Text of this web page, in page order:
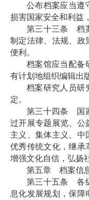
公布档案应当遵
损害国家安全和利益
第三十三条 档
制定法律、法规、政
便利。
档案馆应当配备
有计划地组织编辑出
档案研究人员研
定。
第三十四条 国
过开展专题展览、公
主义、集体主义、中
优秀传统文化，继承
增强文化自信，弘扬
第五章 档案信
第三十五条 各
息化发展规划，保障